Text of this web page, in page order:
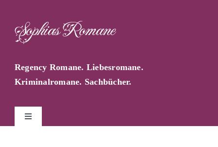
springenSophias Romane
Regency Romane. Liebesromane.
Kriminalromane. Sachbücher.
Toggle